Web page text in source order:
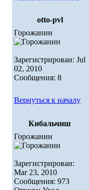
otto-pvl
Горожанин
Зарегистрирован: Jul
02, 2010
Сообщения: 8
Вернуться к началу
Кибальчиш
Горожанин
Зарегистрирован:
Mar 23, 2010
Сообщения: 973